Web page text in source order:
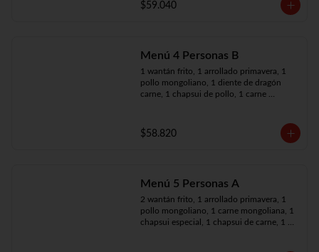
$59.040
Menú 4 Personas B
1 wantán frito, 1 arrollado primavera, 1
pollo mongoliano, 1 diente de dragón
carne, 1 chapsui de pollo, 1 carne
$58.820
Menú 5 Personas A
2 wantán frito, 1 arrollado primavera, 1
pollo mongoliano, 1 carne mongoliana, 1
chapsui especial, 1 chapsui de carne, 1